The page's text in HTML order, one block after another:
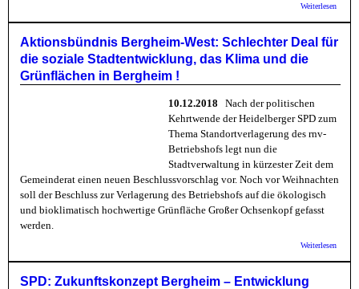
Weiterlesen
wird
Aktionsbündnis Bergheim-West: Schlechter Deal für
die soziale Stadtentwicklung, das Klima und die
Grünflächen in Bergheim !
10.12.2018
Nach der politischen
Kehrtwende der Heidelberger SPD zum
Thema Standortverlagerung des rnv-
Betriebshofs legt nun die
Stadtverwaltung in kürzester Zeit dem
Gemeinderat einen neuen Beschlussvorschlag vor. Noch vor Weihnachten
soll der Beschluss zur Verlagerung des Betriebshofs auf die ökologisch
und bioklimatisch hochwertige Grünfläche Großer Ochsenkopf gefasst
werden.
Weiterlesen
SPD: Zukunftskonzept Bergheim – Entwicklung